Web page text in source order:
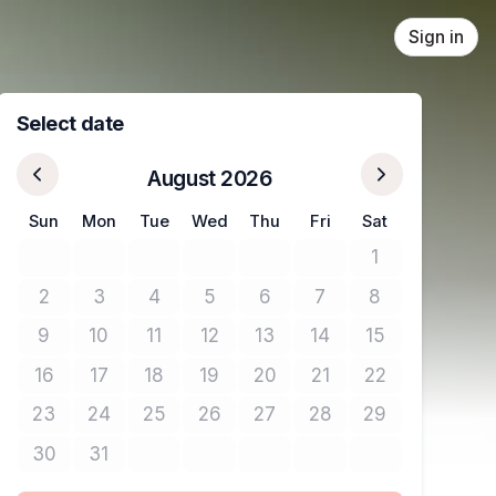
Sign in
Select date
August 2026
Sun Mon Tue Wed Thu Fri Sat
1No tickets
2No tickets available
3No tickets available
4No tickets available
5No tickets available
6No tickets available
7No tickets available
8No tickets
9No tickets available
10No tickets available
11No tickets available
12No tickets available
13No tickets available
14No tickets available
15No tickets
16No tickets available
17No tickets available
18No tickets available
19No tickets available
20No tickets available
21No tickets available
22No tickets
23No tickets available
24No tickets available
25No tickets available
26No tickets available
27No tickets available
28No tickets available
29No tickets
30No tickets available
31No tickets available